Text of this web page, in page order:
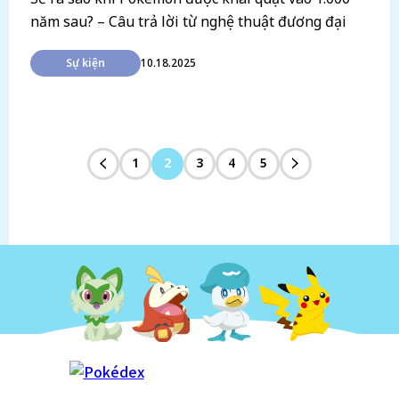
năm sau? – Câu trả lời từ nghệ thuật đương đại
Sự kiện 10.18.2025
1 2 3 4 5